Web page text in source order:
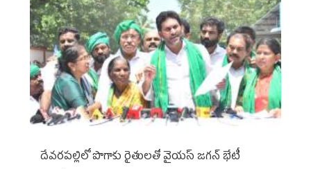
దేవరపల్లిలో పొగాకు రైతులతో వైయస్ జగన్ భేటీ